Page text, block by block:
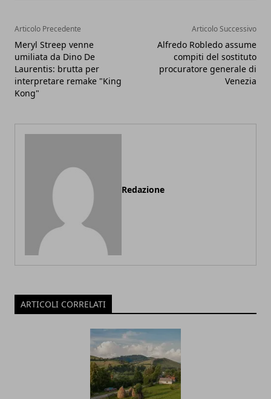
Articolo Precedente
Meryl Streep venne
umiliata da Dino De
Laurentis: brutta per
interpretare remake "King
Kong"
Articolo Successivo
Alfredo Robledo assume
compiti del sostituto
procuratore generale di
Venezia
Redazione
ARTICOLI CORRELATI